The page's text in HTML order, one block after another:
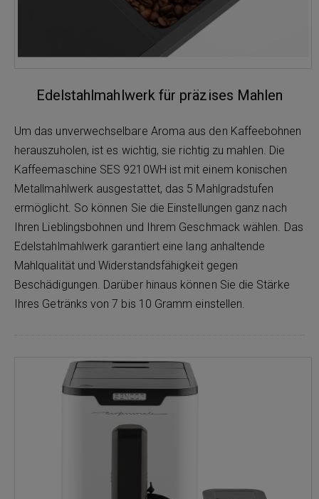
Edelstahlmahlwerk für präzises Mahlen
Um das unverwechselbare Aroma aus den Kaffeebohnen
herauszuholen, ist es wichtig, sie richtig zu mahlen. Die
Kaffeemaschine SES 9210WH ist mit einem konischen
Metallmahlwerk ausgestattet, das 5 Mahlgradstufen
ermöglicht. So können Sie die Einstellungen ganz nach
Ihren Lieblingsbohnen und Ihrem Geschmack wählen. Das
Edelstahlmahlwerk garantiert eine lang anhaltende
Mahlqualität und Widerstandsfähigkeit gegen
Beschädigungen. Darüber hinaus können Sie die Stärke
Ihres Getränks von 7 bis 10 Gramm einstellen.